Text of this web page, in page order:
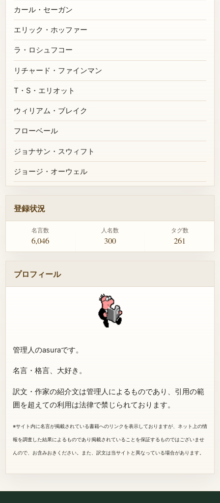
カール・セーガン
エリック・ホッファー
ラ・ロシュフコー
リチャード・ファインマン
T・S・エリオット
ウィリアム・ブレイク
フローベール
ジョナサン・スウィフト
ジョージ・オーウェル
登録状況
名言数
6,046
人名数
300
タグ数
261
プロフィール
管理人のasuraです。
名言・格言、大好き。
訳文・作家の紹介文は管理人によるものであり、引用の範
囲を超えての利用は法律で禁じられております。
※サイト内に名言が掲載されている書籍へのリンクを表示しておりますが、ネット上の情
報を調査した結果によるものであり掲載されていることを保証するものではございませ
んので、お含みおきください。また、訳文は当サイトと異なっている場合があります。